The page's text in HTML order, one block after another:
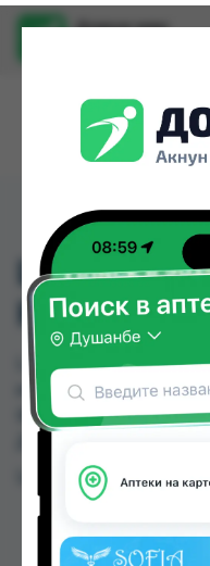
Доруи ман
L-
КАПС
L-КАРНИТИН
или заказать в
Фарм №20 по цене
Цена: от90.00 TJS